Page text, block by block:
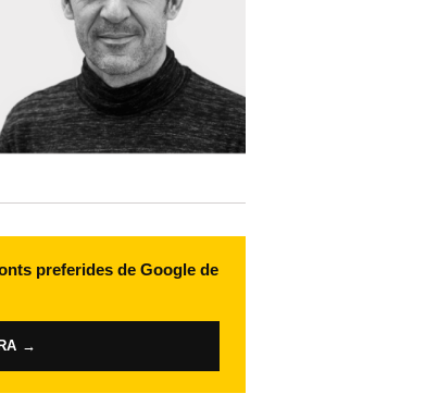
preferides de Google de
→